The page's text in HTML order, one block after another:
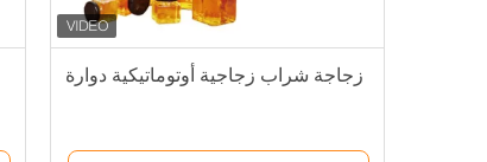
زجاجة شراب زجاجية أوتوماتيكية دوارة